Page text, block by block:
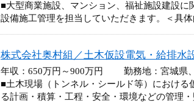
■大型商業施設、マンション、福祉施設建設
設備施工管理を担当していただきます。＜具
株式会社奥村組／土木仮設電気・給排水
年収：650万円～900万円 勤務地：宮城県
■土木現場（トンネル・シールド等）におけ
る計画・積算・工程・安全・環境などの管理